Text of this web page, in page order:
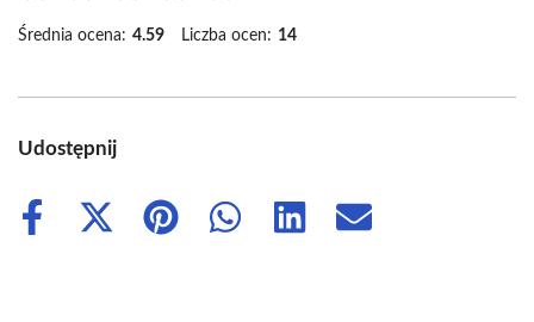
Średnia ocena: 4.59 Liczba ocen: 14
Udostępnij
Share
Share
Share
Share
Share
Share